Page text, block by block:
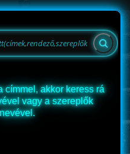
címmel, akkor keress rá
vagy a szereplők
nevével.